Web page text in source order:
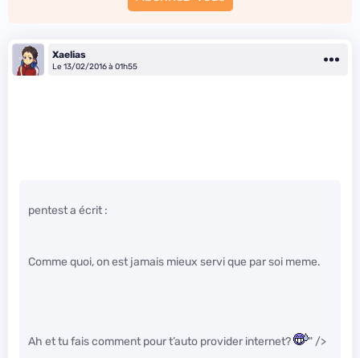
Xaelias
Le 13/02/2016 à 01h55
pentest a écrit :
Comme quoi, on est jamais mieux servi que par soi meme.
Ah et tu fais comment pour t’auto provider internet? " />